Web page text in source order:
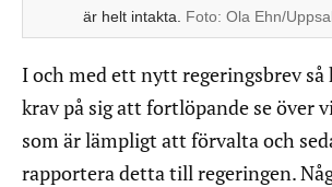
är helt intakta. Foto: Ola Ehn/
I och med ett nytt regeringsbrev så
krav på sig att fortlöpande se över
som är lämpligt att förvalta och
rapportera detta till regeringen.